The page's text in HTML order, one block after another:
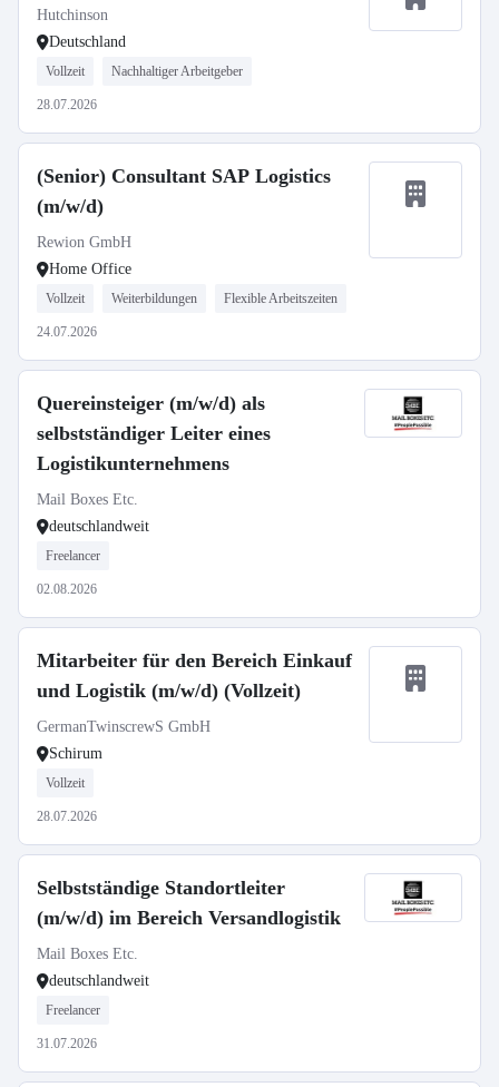
Hutchinson
Deutschland
Vollzeit Nachhaltiger Arbeitgeber
28.07.2026
(Senior) Consultant SAP Logistics
(m/w/d)
Rewion GmbH
Home Office
Vollzeit Weiterbildungen Flexible Arbeitszeiten
24.07.2026
Quereinsteiger (m/w/d) als
selbstständiger Leiter eines
Logistikunternehmens
Mail Boxes Etc.
deutschlandweit
Freelancer
02.08.2026
Mitarbeiter für den Bereich Einkauf
und Logistik (m/w/d) (Vollzeit)
GermanTwinscrewS GmbH
Schirum
Vollzeit
28.07.2026
Selbstständige Standortleiter
(m/w/d) im Bereich Versandlogistik
Mail Boxes Etc.
deutschlandweit
Freelancer
31.07.2026